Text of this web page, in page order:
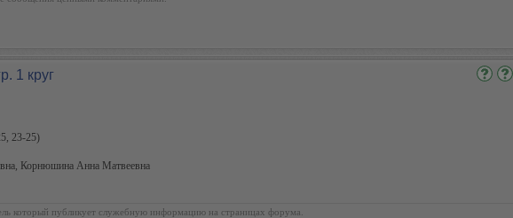
1 круг
23-25)
Корнюшина Анна Матвеевна
который публикует служебную информацию на страницах форума.